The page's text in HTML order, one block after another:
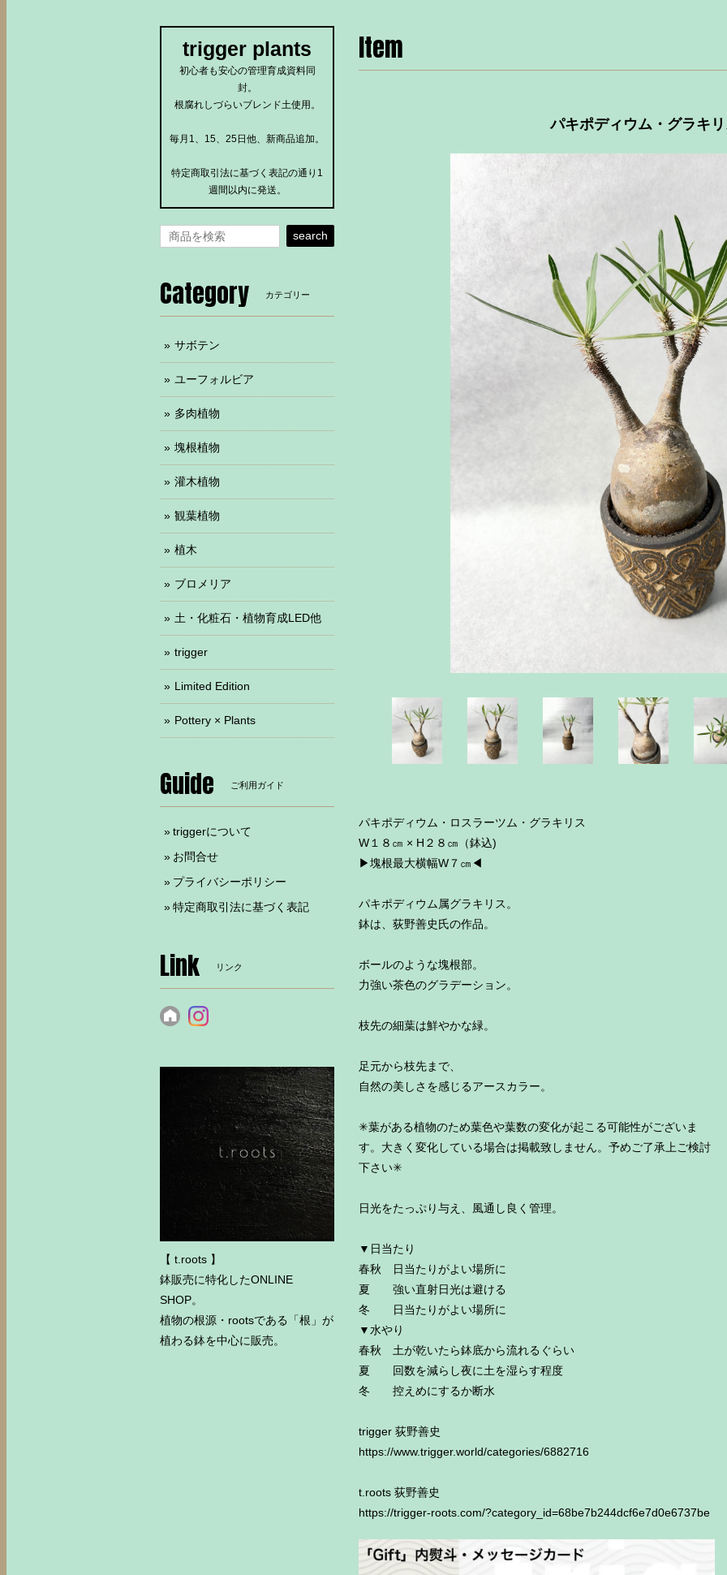
Item
パキポディウム・グラキ
パキポディウム・ロスラーツム・グラキリス
W１８㎝ × H２８㎝（鉢込)
▶︎塊根最大横幅W７㎝◀︎
パキポディウム属グラキリス。
鉢は、荻野善史氏の作品。
ボールのような塊根部。
力強い茶色のグラデーション。
枝先の細葉は鮮やかな緑。
足元から枝先まで、
自然の美しさを感じるアースカラー。
✳︎葉がある植物のため葉色や葉数の変化が起こる可能性がございま
す。大きく変化している場合は掲載致しません。予めご了承上ご検討
下さい✳︎
日光をたっぷり与え、風通し良く管理。
▼日当たり
春秋 日当たりがよい場所に
夏 強い直射日光は避ける
冬 日当たりがよい場所に
▼水やり
春秋 土が乾いたら鉢底から流れるぐらい
夏 回数を減らし夜に土を湿らす程度
冬 控えめにするか断水
trigger 荻野善史
https://www.trigger.world/categories/6882716
t.roots 荻野善史
https://trigger-roots.com/?category_id=68be7b244dcf6e7d0e6737be
trigger plants
初心者も安心の管理育成資料同
封。
根腐れしづらいブレンド土使用。
毎月1、15、25日他、新商品追加。
特定商取引法に基づく表記の通り1
週間以内に発送。
search
Category カテゴリー
サボテン
ユーフォルビア
多肉植物
塊根植物
灌木植物
観葉植物
植木
ブロメリア
土・化粧石・植物育成LED他
trigger
Limited Edition
Pottery × Plants
Guide ご利用ガイド
triggerについて
お問合せ
プライバシーポリシー
特定商取引法に基づく表記
Link リンク
【 t.roots 】
鉢販売に特化したONLINE
SHOP。
植物の根源・rootsである「根」が
植わる鉢を中心に販売。